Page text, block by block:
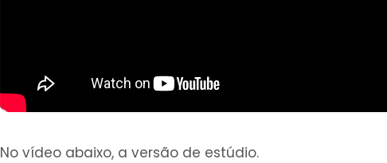
No vídeo abaixo, a versão de estúdio.